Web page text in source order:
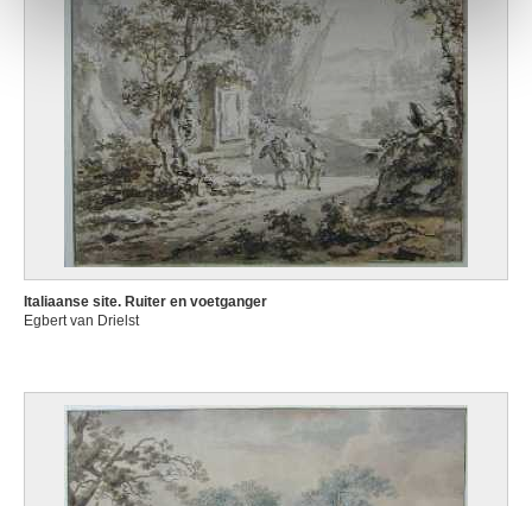
Italiaanse site. Ruiter en voetganger
Egbert van Drielst